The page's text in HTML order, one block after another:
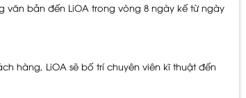
bản đến LiOA trong vòng 8 ngày kế từ ngày
hàng, LiOA sẽ bố trí chuyên viên kĩ thuật đến